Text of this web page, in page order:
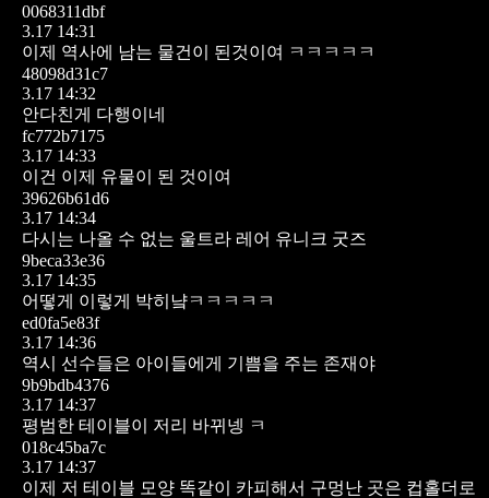
0068311dbf
3.17 14:31
이제 역사에 남는 물건이 된것이여 ㅋㅋㅋㅋㅋ
48098d31c7
3.17 14:32
안다친게 다행이네
fc772b7175
3.17 14:33
이건 이제 유물이 된 것이여
39626b61d6
3.17 14:34
다시는 나올 수 없는 울트라 레어 유니크 굿즈
9beca33e36
3.17 14:35
어떻게 이렇게 박히냨ㅋㅋㅋㅋㅋ
ed0fa5e83f
3.17 14:36
역시 선수들은 아이들에게 기쁨을 주는 존재야
9b9bdb4376
3.17 14:37
평범한 테이블이 저리 바뀌넹 ㅋ
018c45ba7c
3.17 14:37
이제 저 테이블 모양 똑같이 카피해서 구멍난 곳은 컵홀더로